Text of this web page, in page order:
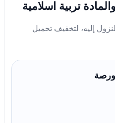
تربية اسلامية
إليه، لتخفيف تحميل